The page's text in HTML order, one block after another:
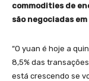
commodities de
são negociadas
“O yuan é hoje a
8,5% das
está crescendo se